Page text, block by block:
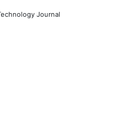
Journal